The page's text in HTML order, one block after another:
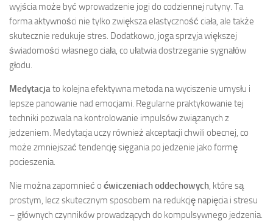
wyjścia może być wprowadzenie jogi do codziennej rutyny. Ta
forma aktywności nie tylko zwiększa elastyczność ciała, ale także
skutecznie redukuje stres. Dodatkowo, joga sprzyja większej
świadomości własnego ciała, co ułatwia dostrzeganie sygnałów
głodu.
Medytacja to kolejna efektywna metoda na wyciszenie umysłu i
lepsze panowanie nad emocjami. Regularne praktykowanie tej
techniki pozwala na kontrolowanie impulsów związanych z
jedzeniem. Medytacja uczy również akceptacji chwili obecnej, co
może zmniejszać tendencję sięgania po jedzenie jako formę
pocieszenia.
Nie można zapomnieć o ćwiczeniach oddechowych , które są
prostym, lecz skutecznym sposobem na redukcję napięcia i stresu
– głównych czynników prowadzących do kompulsywnego jedzenia.